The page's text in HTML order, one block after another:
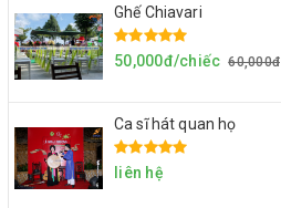
Ghế Chiavari
50,000đ/chiếc 60,000đ
Ca sĩ hát quan họ
liên hệ